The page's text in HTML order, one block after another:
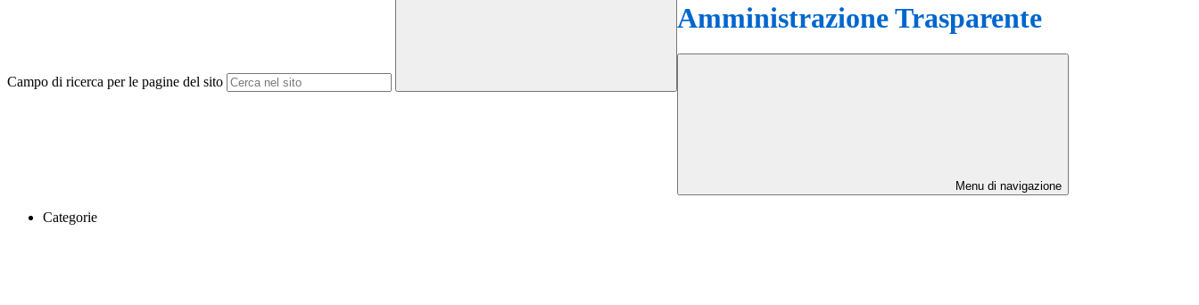
Campo di ricerca per le pagine del sito
Amministrazione Trasparente
Menu di navigazione
Categorie